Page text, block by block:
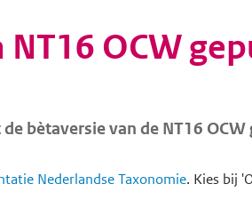
OCW
bètaversie van de NT16
Nederlandse Taxonomie. Kies bij